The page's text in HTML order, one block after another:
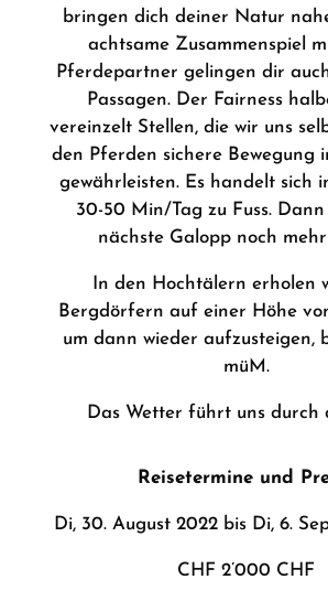
bringen dich deiner Natur
achtsame Zusammenspiel
Pferdepartner gelingen dir
Passagen. Der Fairness
vereinzelt Stellen, die wir uns
den Pferden sichere Bewegung
gewährleisten. Es handelt sich
30-50 Min/Tag zu Fuss.
nächste Galopp noch
In den Hochtälern erholen
Bergdörfern auf einer Höhe
um dann wieder aufzusteigen,
müM.
Das Wetter führt uns durch
Reisetermine und
Di, 30. August 2022 bis Di, 6.
CHF 2’000 CHF